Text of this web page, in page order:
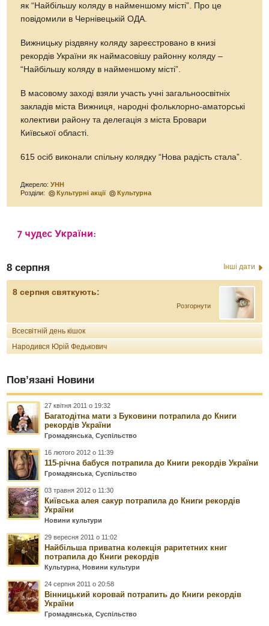
як “Найбільшу коляду в найменшому місті”. Про це
повідомили в Чернівецькій ОДА.
Вижницьку різдвяну коляду зареєстровано в книзі
рекордів України як наймасовішу районну коляду –
“Найбільшу коляду в найменшому місті”.
В масовому заході взяли участь учні загальноосвітніх
закладів міста Вижниця, народні фольклорно-аматорські
колективи району та делегація з міста Бровари
Київської області.
615 осіб виконали спільну колядку “Нова радість стала”.
Джерело:УНН
Розділи:
Культурні акції Культурна
8 серпня Інші дати
8 серпня святкують:
Розгорнути
Всесвітній день кішок
Народився Юрій Федькович
Пов’язані Новини
27 квітня 2011 о 19:32
Багатодітна мати з Буковини потрапила до Книги
рекордів України
Громадянська ,Суспільство
16 лютого 2012 о 11:39
115-річна бабуся потрапила до Книги рекордів України
Громадянська ,Суспільство
03 травня 2012 о 11:30
Київська алея сакур потрапила до Книги рекордів
України
Новини культури
29 вересня 2011 о 11:02
Найбільша приватна колекція раритетних книг
потрапила до Книги рекордів
Культурна ,Новини культури
24 серпня 2011 о 20:58
Вінницький коровай потрапить до Книги рекордів
України
Громадянська ,Суспільство